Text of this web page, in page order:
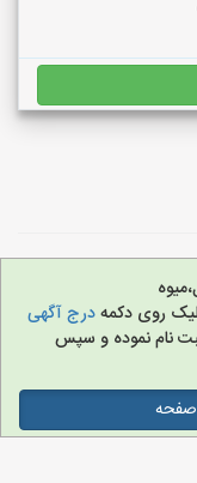
روی دکمهدرج آگهی
نام نموده و سپس
صفحه